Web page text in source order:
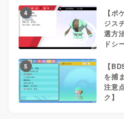
4
【ポ
ジス
選方
ドシ
5
【
を捕
注意
ク】